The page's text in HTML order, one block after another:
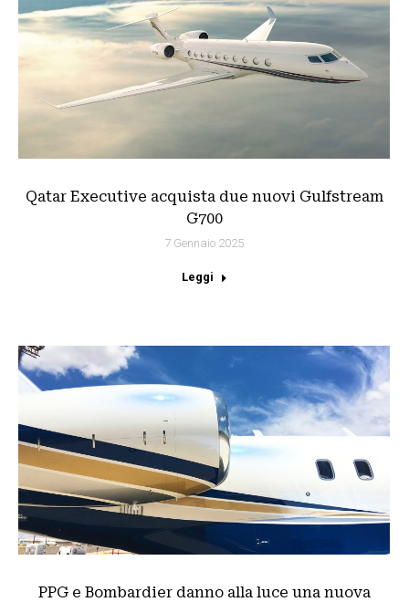
Qatar Executive acquista due nuovi Gulfstream
G700
7 Gennaio 2025
Leggi
PPG e Bombardier danno alla luce una nuova